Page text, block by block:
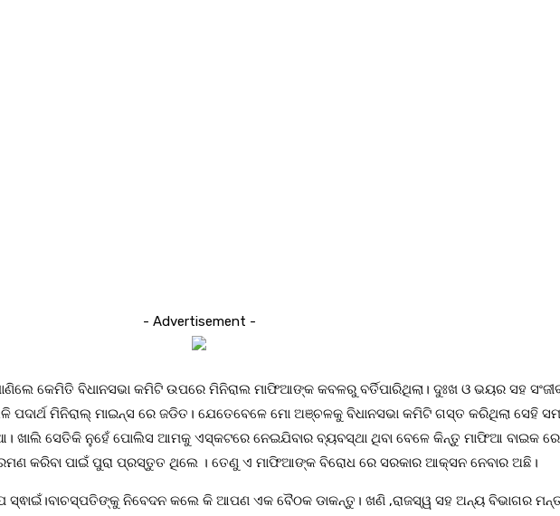
- Advertisement -
କେମିତି ବିଧାନସଭା କମିଟି ଉପରେ ମିନିରାଲ ମାଫିଆଙ୍କ କବଳରୁ ବର୍ତିପାରିଥିଲା। ଦୁଃଖ ଓ ଭୟର ସହ
ମିନିରାଲ୍ ମାଇନ୍ସ ରେ ଜଡିତ। ଯେତେବେଳେ ମୋ ଅଞ୍ଚଳକୁ ବିଧାନସଭା କମିଟି ଗସ୍ତ କରିଥିଲା ସେହି
ଖାଲି ସେତିକି ନୁହେଁ ପୋଲିସ ଆମକୁ ଏସ୍କଟରେ ନେଇଯିବାର ବ୍ୟବସ୍ଥା ଥିବା ବେଳେ କିନ୍ତୁ ମାଫିଆ
କରିବା ପାଇଁ ପୁରା ପ୍ରସ୍ତୁତ ଥିଲେ । ତେଣୁ ଏ ମାଫିଆଙ୍କ ବିରୋଧ ରେ ସରକାର ଆକ୍ସନ ନେବାର ଅଛି।
ନିବେଦନ କଲେ କି ଆପଣ ଏକ ବୈଠକ ଡାକନ୍ତୁ। ଖଣି ,ରାଜସ୍ୱ ସହ ଅନ୍ୟ ବିଭାଗର